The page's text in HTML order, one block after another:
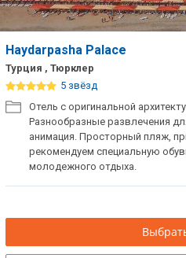
Haydarpasha Palace
Турция , Тюрклер
5 звёзд
Отель с оригинальной
Разнообразные развлечения
анимация. Просторный пляж,
рекомендуем специальную
молодежного отдыха.